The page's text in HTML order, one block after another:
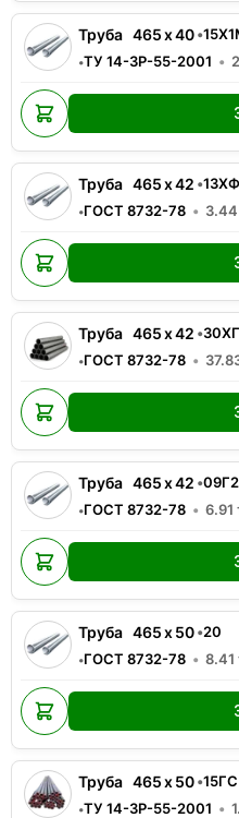
Труба 465x40•
•ТУ 14-3Р-55-2001
Труба 465x42 •
•ГОСТ 8732-78 3.44
Труба 465x42 •
•ГОСТ 8732-78
Труба 465x42 •
•ГОСТ 8732-78 6.91
Труба 465x50•20
•ГОСТ 8732-78 8.41
Труба 465x50•15ГС
•ТУ 14-3Р-55-2001